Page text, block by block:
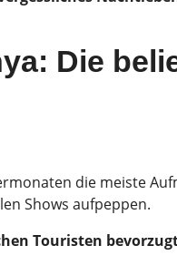
Die
die meiste
Shows aufpeppen.
Touristen